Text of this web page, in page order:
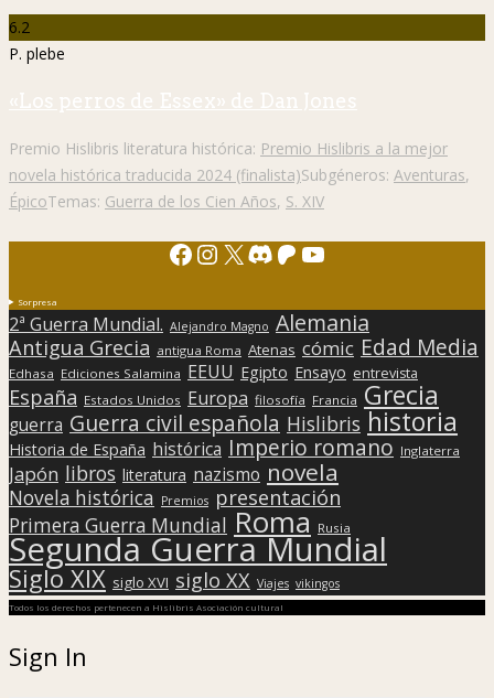
6.2
P. plebe
«Los perros de Essex» de Dan Jones
Premio Hislibris literatura histórica: Premio Hislibris a la mejor
novela histórica traducida 2024 (finalista)Subgéneros: Aventuras,
ÉpicoTemas: Guerra de los Cien Años, S. XIV
Facebook
Instagram
X Discord
Patreon
YouTube
Sorpresa
2ª Guerra Mundial. Alejandro Magno Alemania
Antigua Grecia antigua Roma Atenas cómic Edad Media
Edhasa Ediciones Salamina EEUU Egipto Ensayo entrevista
España Estados Unidos Europa filosofía Francia Grecia
guerra Guerra civil española Hislibris historia
Historia de España histórica Imperio romano Inglaterra
Japón libros literatura nazismo novela
Novela histórica Premios presentación
Primera Guerra Mundial Roma Rusia
Segunda Guerra Mundial
Siglo XIX siglo XVI siglo XX Viajes vikingos
Todos los derechos pertenecen a Hislibris Asociación cultural
Sign In